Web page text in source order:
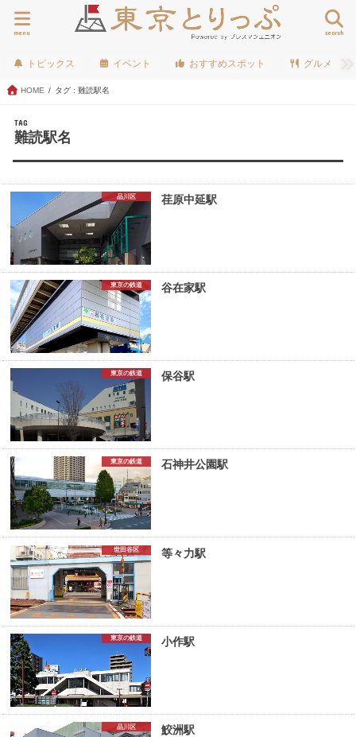
search
menu
トピックス イベント おすすめスポット グルメ
HOME タグ : 難読駅名
TAG
難読駅名
品川区 荏原中延駅
東京の鉄道 谷在家駅
東京の鉄道 保谷駅
東京の鉄道 石神井公園駅
世田谷区 等々力駅
東京の鉄道 小作駅
品川区 鮫洲駅